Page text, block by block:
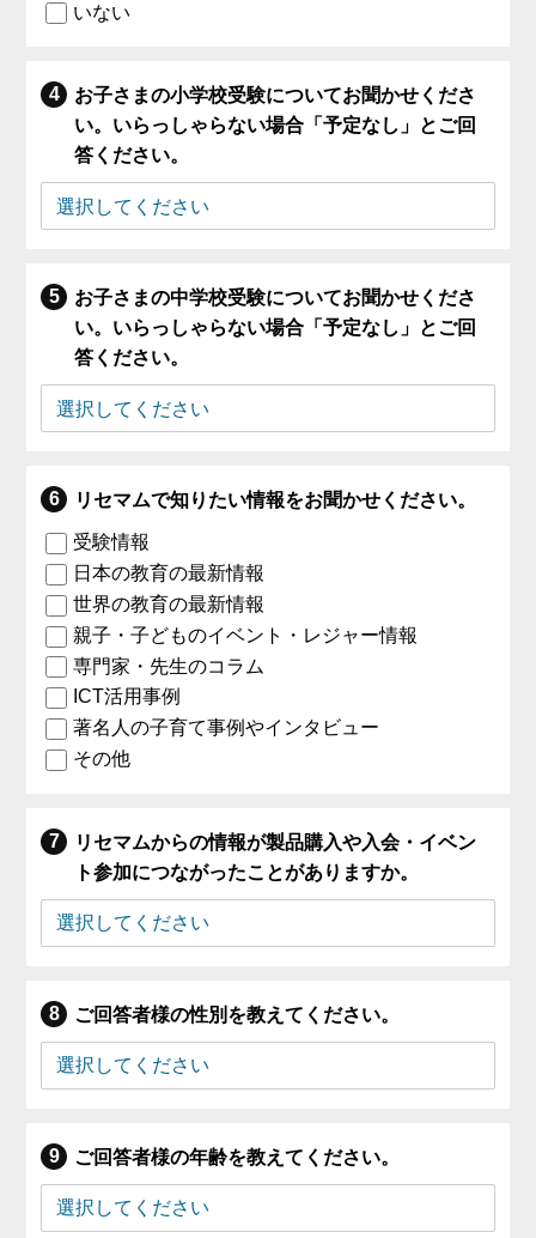
いない
お子さまの小学校受験についてお聞かせくださ
い。いらっしゃらない場合「予定なし」とご回
答ください。
お子さまの中学校受験についてお聞かせくださ
い。いらっしゃらない場合「予定なし」とご回
答ください。
リセマムで知りたい情報をお聞かせください。
受験情報
日本の教育の最新情報
世界の教育の最新情報
親子・子どものイベント・レジャー情報
専門家・先生のコラム
ICT活用事例
著名人の子育て事例やインタビュー
その他
リセマムからの情報が製品購入や入会・イベン
ト参加につながったことがありますか。
ご回答者様の性別を教えてください。
ご回答者様の年齢を教えてください。